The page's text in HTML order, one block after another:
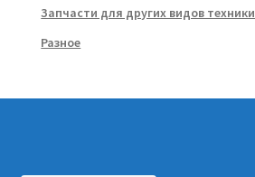
Запчасти для других видов техники
Разное